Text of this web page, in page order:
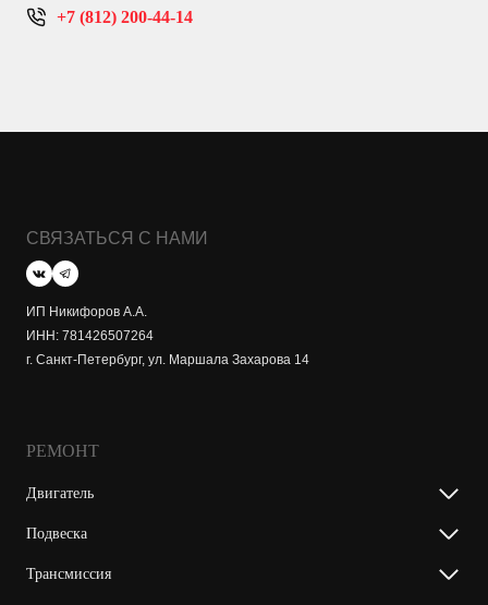
+7 (812) 200-44-14
СВЯЗАТЬСЯ С НАМИ
ИП Никифоров А.А.
ИНН: 781426507264
г. Санкт-Петербург, ул. Маршала Захарова 14
РЕМОНТ
Двигатель
Подвеска
Трансмиссия